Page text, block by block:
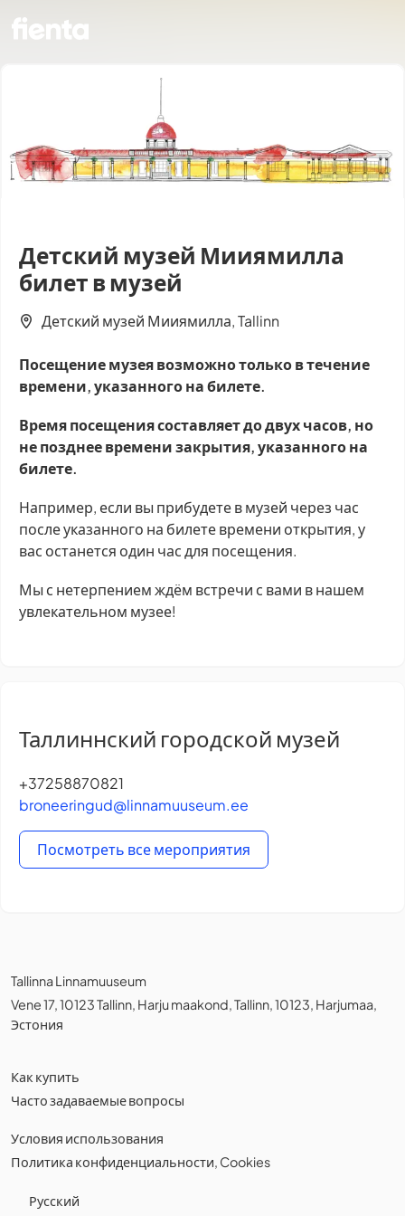
Детский музей Мииямилла
билет в музей
Детский музей Мииямилла, Tallinn
Посещение музея возможно только в течение
времени, указанного на билете.
Время посещения составляет до двух часов, но
не позднее времени закрытия, указанного на
билете.
Например, если вы прибудете в музей через час
после указанного на билете времени открытия, у
вас останется один час для посещения.
Мы с нетерпением ждём встречи с вами в нашем
увлекательном музее!
Таллиннский городской музей
+37258870821
broneeringud@linnamuuseum.ee
Посмотреть все мероприятия
Tallinna Linnamuuseum
Vene 17, 10123 Tallinn, Harju maakond, Tallinn, 10123, Harjumaa,
Эстония
Как купить
Часто задаваемые вопросы
Условия использования
Политика конфиденциальности, Cookies
Русский